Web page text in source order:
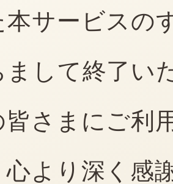
本サービスの
まして終了い
皆さまにご利
心より深く感